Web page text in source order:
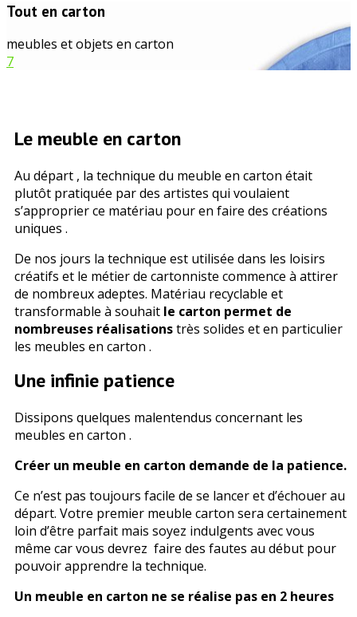
Tout en carton
meubles et objets en carton
7
Le meuble en carton
Au départ , la technique du meuble en carton était
plutôt pratiquée par des artistes qui voulaient
s’approprier ce matériau pour en faire des créations
uniques .
De nos jours la technique est utilisée dans les loisirs
créatifs et le métier de cartonniste commence à attirer
de nombreux adeptes. Matériau recyclable et
transformable à souhait le carton permet de
nombreuses réalisationstrès solides et en particulier
les meubles en carton .
Une infinie patience
Dissipons quelques malentendus concernant les
meubles en carton .
Créer un meuble en carton demande de la patience.
Ce n’est pas toujours facile de se lancer et d’échouer au
départ. Votre premier meuble carton sera certainement
loin d’être parfait mais soyez indulgents avec vous
même car vous devrez faire des fautes au début pour
pouvoir apprendre la technique.
Un meuble en carton ne se réalise pas en 2 heures